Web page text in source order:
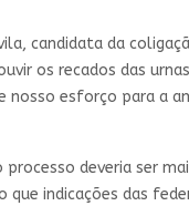
candidata da
os recados das
nosso esforço para a
deveria ser
indicações das